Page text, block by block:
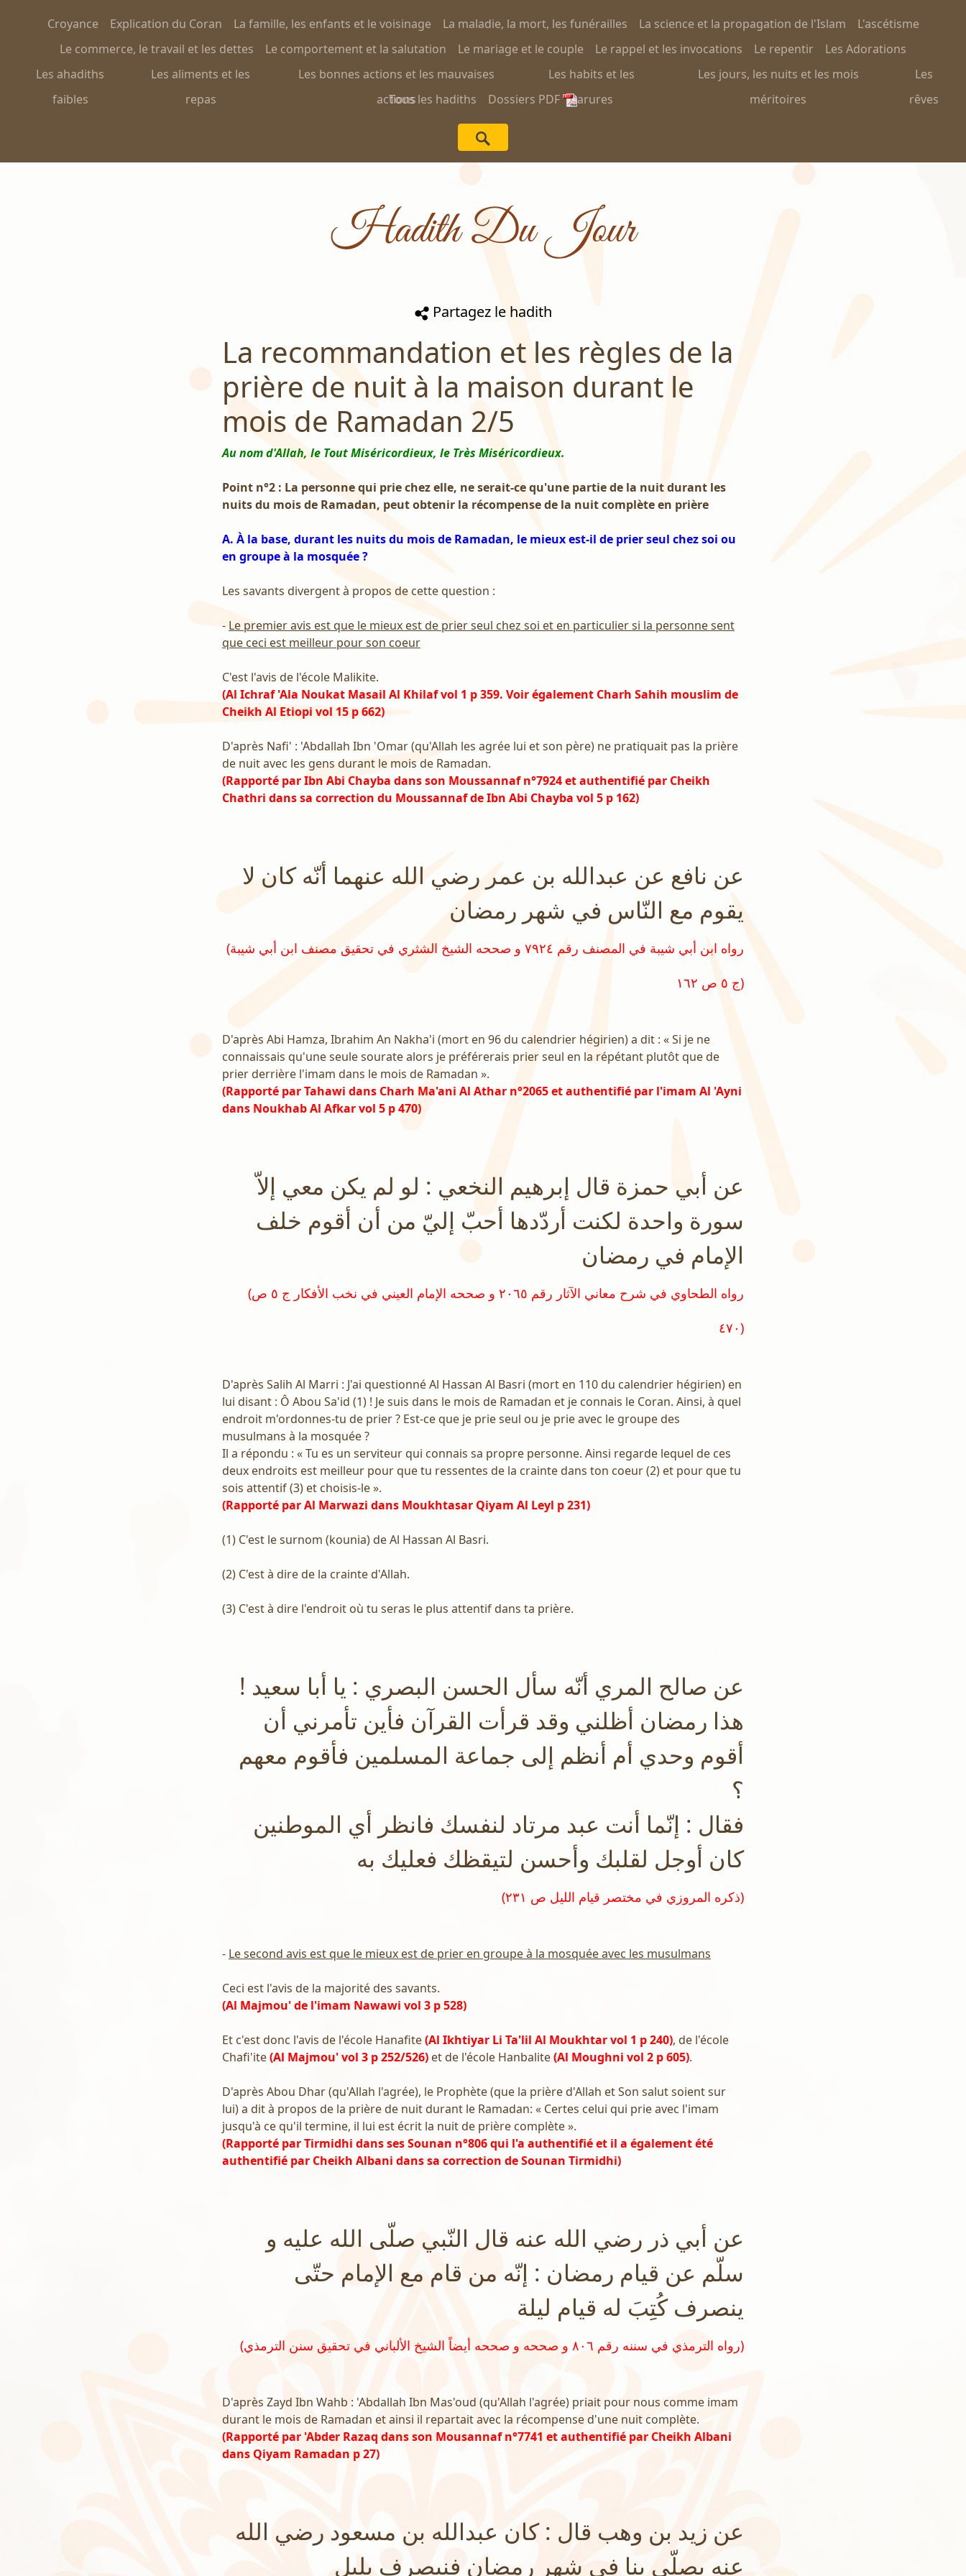
Croyance Explication du Coran La famille, les enfants et le voisinage La maladie, la mort, les funérailles La science et la propagation de l'Islam
L'ascétisme
Le commerce, le travail et les dettes
Le comportement et la salutation Le mariage et le couple Le rappel et les invocations Le repentir
Les Adorations
Les ahadiths
faibles
Les aliments et les
repas
Les bonnes actions et les mauvaises
actions
Les habits et les
parures
Les jours, les nuits et les mois
méritoires
Les
rêves
Tous les hadiths Dossiers PDF
Hadith Du Jour
Partagez le hadith
La recommandation et les règles de la
prière de nuit à la maison durant le
mois de Ramadan 2/5
Au nom d'Allah, le Tout Miséricordieux, le Très Miséricordieux.
Point n°2 : La personne qui prie chez elle, ne serait-ce qu'une partie de la nuit durant les
nuits du mois de Ramadan, peut obtenir la récompense de la nuit complète en prière
A. À la base, durant les nuits du mois de Ramadan, le mieux est-il de prier seul chez soi ou
en groupe à la mosquée ?
Les savants divergent à propos de cette question :
- Le premier avis est que le mieux est de prier seul chez soi et en particulier si la personne sent
que ceci est meilleur pour son coeur
C'est l'avis de l'école Malikite.
(Al Ichraf 'Ala Noukat Masail Al Khilaf vol 1 p 359. Voir également Charh Sahih mouslim de
Cheikh Al Etiopi vol 15 p 662)
D'après Nafi' : 'Abdallah Ibn 'Omar (qu'Allah les agrée lui et son père) ne pratiquait pas la prière
de nuit avec les gens durant le mois de Ramadan.
(Rapporté par Ibn Abi Chayba dans son Moussannaf n°7924 et authentifié par Cheikh
Chathri dans sa correction du Moussannaf de Ibn Abi Chayba vol 5 p 162)
عن نافع عن عبدالله بن عمر رضي الله عنهما أنّه كان لا
يقوم مع النّاس في شهر رمضان
(رواه ابن أبي شيبة في المصنف رقم ٧٩٢٤ و صححه الشيخ الشثري في تحقيق مصنف ابن أبي شيبة
ج ٥ ص ١٦٢)
D'après Abi Hamza, Ibrahim An Nakha'i (mort en 96 du calendrier hégirien) a dit : « Si je ne
connaissais qu'une seule sourate alors je préférerais prier seul en la répétant plutôt que de
prier derrière l'imam dans le mois de Ramadan ».
(Rapporté par Tahawi dans Charh Ma'ani Al Athar n°2065 et authentifié par l'imam Al 'Ayni
dans Noukhab Al Afkar vol 5 p 470)
عن أبي حمزة قال إبرهيم النخعي : لو لم يكن معي إلاّ
سورة واحدة لكنت أردّدها أحبّ إليّ من أن أقوم خلف
الإمام في رمضان
(رواه الطحاوي في شرح معاني الآثار رقم ٢٠٦٥ و صححه الإمام العيني في نخب الأفكار ج ٥ ص
٤٧٠)
D'après Salih Al Marri : J'ai questionné Al Hassan Al Basri (mort en 110 du calendrier hégirien) en
lui disant : Ô Abou Sa'id (1) ! Je suis dans le mois de Ramadan et je connais le Coran. Ainsi, à quel
endroit m'ordonnes-tu de prier ? Est-ce que je prie seul ou je prie avec le groupe des
musulmans à la mosquée ?
Il a répondu : « Tu es un serviteur qui connais sa propre personne. Ainsi regarde lequel de ces
deux endroits est meilleur pour que tu ressentes de la crainte dans ton coeur (2) et pour que tu
sois attentif (3) et choisis-le ».
(Rapporté par Al Marwazi dans Moukhtasar Qiyam Al Leyl p 231)
(1) C'est le surnom (kounia) de Al Hassan Al Basri.
(2) C'est à dire de la crainte d'Allah.
(3) C'est à dire l'endroit où tu seras le plus attentif dans ta prière.
عن صالح المري أنّه سأل الحسن البصري : يا أبا سعيد !
هذا رمضان أظلني وقد قرأت القرآن فأين تأمرني أن
أقوم وحدي أم أنظم إلى جماعة المسلمين فأقوم معهم
؟
فقال : إنّما أنت عبد مرتاد لنفسك فانظر أي الموطنين
كان أوجل لقلبك وأحسن لتيقظك فعليك به
(ذكره المروزي في مختصر قيام الليل ص ٢٣١)
- Le second avis est que le mieux est de prier en groupe à la mosquée avec les musulmans
Ceci est l'avis de la majorité des savants.
(Al Majmou' de l'imam Nawawi vol 3 p 528)
Et c'est donc l'avis de l'école Hanafite(Al Ikhtiyar Li Ta'lil Al Moukhtar vol 1 p 240), de l'école
Chafi'ite(Al Majmou' vol 3 p 252/526) et de l'école Hanbalite(Al Moughni vol 2 p 605).
D'après Abou Dhar (qu'Allah l'agrée), le Prophète (que la prière d'Allah et Son salut soient sur
lui) a dit à propos de la prière de nuit durant le Ramadan: « Certes celui qui prie avec l'imam
jusqu'à ce qu'il termine, il lui est écrit la nuit de prière complète ».
(Rapporté par Tirmidhi dans ses Sounan n°806 qui l'a authentifié et il a également été
authentifié par Cheikh Albani dans sa correction de Sounan Tirmidhi)
عن أبي ذر رضي الله عنه قال النّبي صلّى الله عليه و
سلّم عن قيام رمضان : إنّه من قام مع الإمام حتّى
ينصرف كُتِبَ له قيام ليلة
(رواه الترمذي في سننه رقم ٨٠٦ و صححه و صححه أيضاً الشيخ الألباني في تحقيق سنن الترمذي)
D'après Zayd Ibn Wahb : 'Abdallah Ibn Mas'oud (qu'Allah l'agrée) priait pour nous comme imam
durant le mois de Ramadan et ainsi il repartait avec la récompense d'une nuit complète.
(Rapporté par 'Abder Razaq dans son Mousannaf n°7741 et authentifié par Cheikh Albani
dans Qiyam Ramadan p 27)
عن زيد بن وهب قال : كان عبدالله بن مسعود رضي الله
عنه يصلّي بنا في شهر رمضان فنيصرف بليل